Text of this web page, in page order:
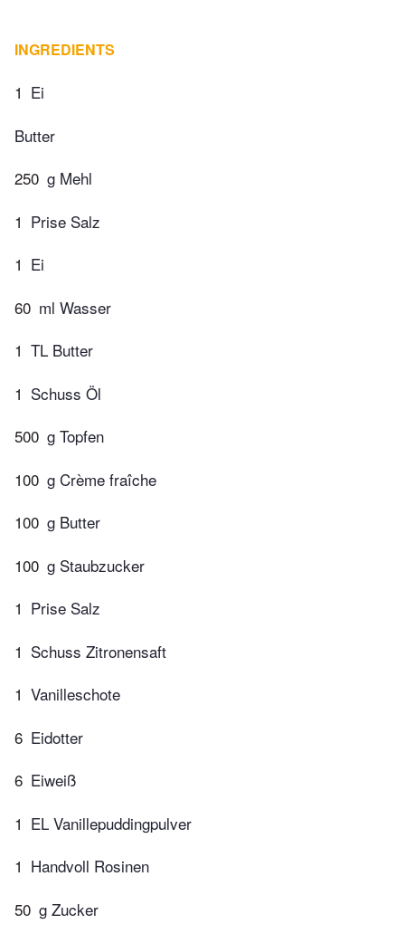
INGREDIENTS
1 Ei
Butter
250 g Mehl
1 Prise Salz
1 Ei
60 ml Wasser
1 TL Butter
1 Schuss Öl
500 g Topfen
100 g Crème fraîche
100 g Butter
100 g Staubzucker
1 Prise Salz
1 Schuss Zitronensaft
1 Vanilleschote
6 Eidotter
6 Eiweiß
1 EL Vanillepuddingpulver
1 Handvoll Rosinen
50 g Zucker